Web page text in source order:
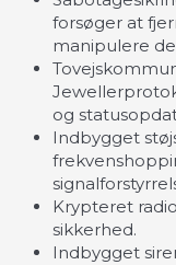
forsøger at
manipulere
og
Indbygget
Krypteret
sikkerhed.
Indbygget